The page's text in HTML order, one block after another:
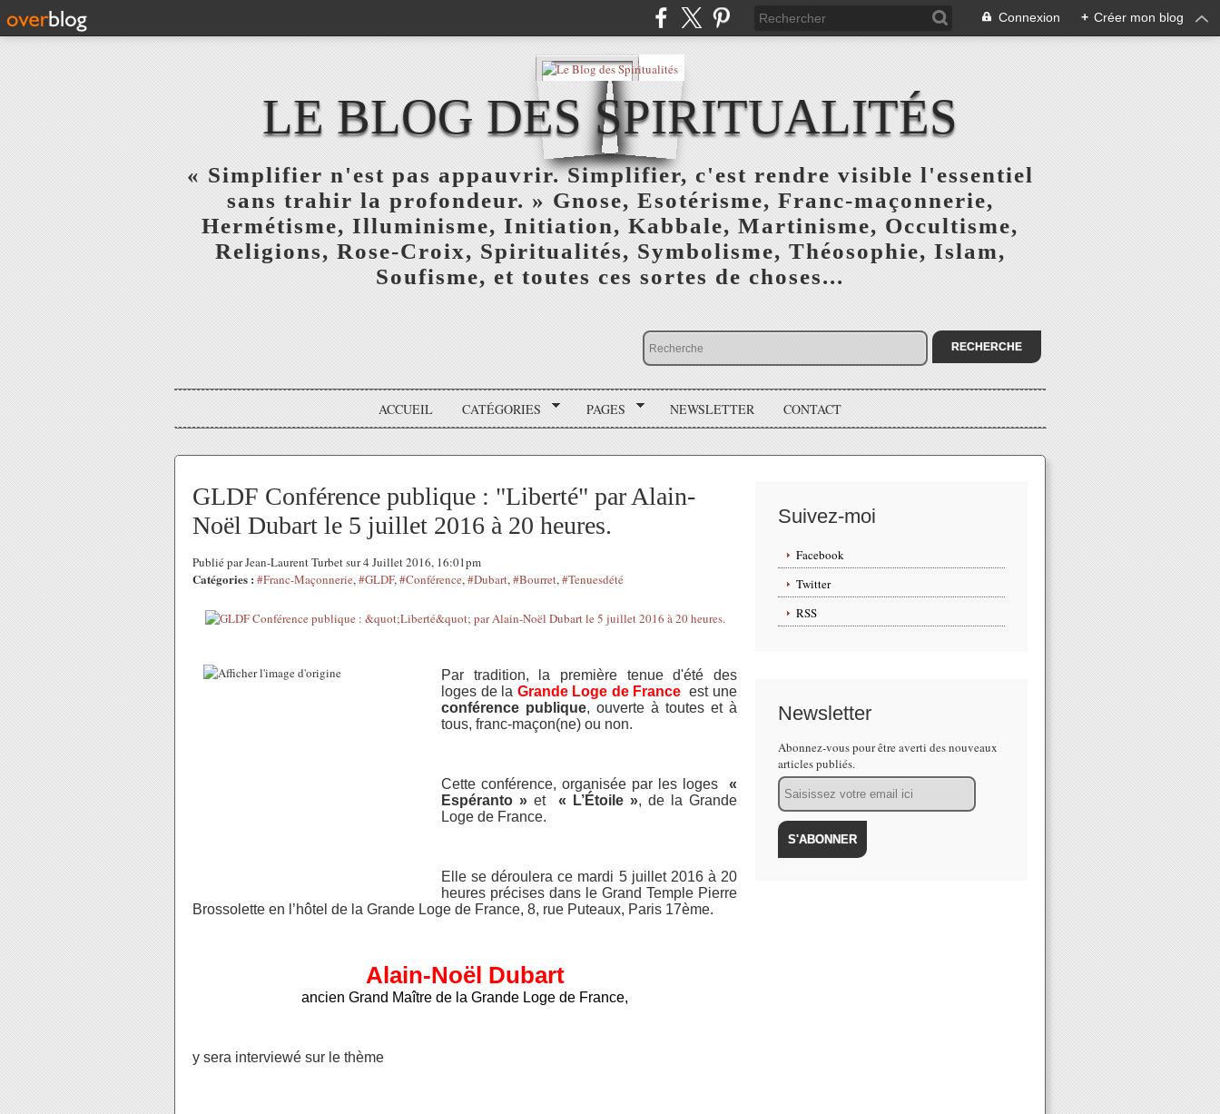
Connexion + Créer mon blog
LE BLOG DES SPIRITUALITÉS
« Simplifier n'est pas appauvrir. Simplifier, c'est rendre visible l'essentiel
sans trahir la profondeur. » Gnose, Esotérisme, Franc-maçonnerie,
Hermétisme, Illuminisme, Initiation, Kabbale, Martinisme, Occultisme,
Religions, Rose-Croix, Spiritualités, Symbolisme, Théosophie, Islam,
Soufisme, et toutes ces sortes de choses...
ACCUEIL CATÉGORIES PAGES NEWSLETTER CONTACT
GLDF Conférence publique : "Liberté" par Alain-
Noël Dubart le 5 juillet 2016 à 20 heures.
Publié par Jean-Laurent Turbet sur 4 Juillet 2016, 16:01pm
Catégories : #Franc-Maçonnerie,#GLDF,#Conférence,#Dubart,#Bourret,#Tenuesdété
Par tradition, la première tenue d'été des
loges de la Grande Loge de France est une
conférence publique, ouverte à toutes et à
tous, franc-maçon(ne) ou non.
Cette conférence, organisée par les loges «
Espéranto » et « L’Étoile », de la Grande
Loge de France.
Elle se déroulera ce mardi 5 juillet 2016 à 20
heures précises dans le Grand Temple Pierre
Brossolette en l’hôtel de la Grande Loge de France, 8, rue Puteaux, Paris 17ème.
Alain-Noël Dubart
ancien Grand Maître de la Grande Loge de France,
y sera interviewé sur le thème
Suivez-moi
Facebook
Twitter
RSS
Newsletter
Abonnez-vous pour être averti des nouveaux
articles publiés.
Email